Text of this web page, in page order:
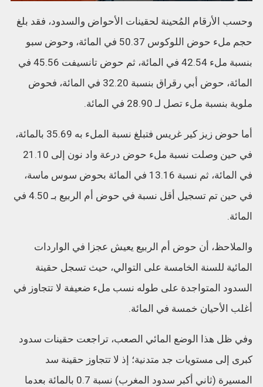
وحسب الأرقام المُحينة لحقينات الأحواض والسدود، فقد بلغ
حجم ملء حوض اللوكوس 50.37 في المائة، وحوض سبو
بنسبة ملء 42.54 في المائة، ثم حوض تانسيفت 45.56 في
المائة، حوض أبي رقراق بنسبة 32.20 في المائة، فحوض
ملوية بنسبة ملء تصل لـ 28.90 في المائة.
أما حوض زيز كير غريس فتبلغ نسبة الملء به 35.69 بالمائة،
في حين وصلت نسبة ملء حوض درعة واد نون إلى 21.10
في المائة، ثم نسبة 13.16 في المائة بحوض سوس ماسة،
في حين تم تسجيل أقل نسبة في حوض أم الربيع بـ 4.50 في
المائة.
والملاحظ، أن حوض أم الربيع يعيش عجزا في الواردات
المائية للسنة الخامسة على التوالي، حيث تسجل حقينة
السدود المتواجدة على طوله نسب ملء ضعيفة لا تتجاوز في
أغلب الأحيان خمسة في المائة.
وفي ظل هذا الوضع المائي الصعب، تراجعت حقينات سدود
كبرى إلى مستويات جد متدنية؛ إذ لا تتجاوز حقينة سد
المسيرة (ثاني أكبر سدود المغرب) نسبة 0.7 بالمائة بعدما